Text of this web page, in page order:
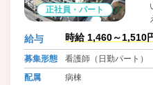
正社員・パート
給与 時給 1,460～1,510
募集形態
看護師（日勤パート）
配属
病棟